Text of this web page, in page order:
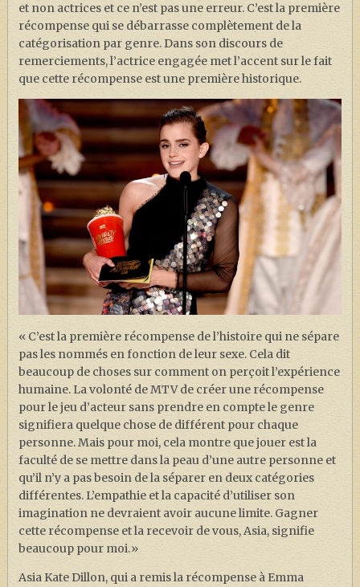
DOSSIERS
JEUX
et non actrices et ce n’est pas une erreur. C’est la première
récompense qui se débarrasse complètement de la
catégorisation par genre. Dans son discours de
remerciements, l’actrice engagée met l’accent sur le fait
que cette récompense est une première historique.
« C’est la première récompense de l’histoire qui ne sépare
pas les nommés en fonction de leur sexe. Cela dit
beaucoup de choses sur comment on perçoit l’expérience
humaine. La volonté de MTV de créer une récompense
pour le jeu d’acteur sans prendre en compte le genre
signifiera quelque chose de différent pour chaque
personne. Mais pour moi, cela montre que jouer est la
faculté de se mettre dans la peau d’une autre personne et
qu’il n’y a pas besoin de la séparer en deux catégories
différentes. L’empathie et la capacité d’utiliser son
imagination ne devraient avoir aucune limite. Gagner
cette récompense et la recevoir de vous, Asia, signifie
beaucoup pour moi.»
Asia Kate Dillon, qui a remis la récompense à Emma